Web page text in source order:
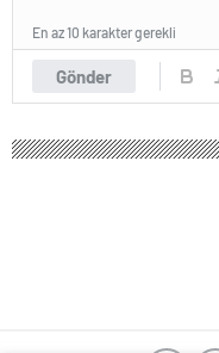
Gönder
En az 10 karakter gerekli